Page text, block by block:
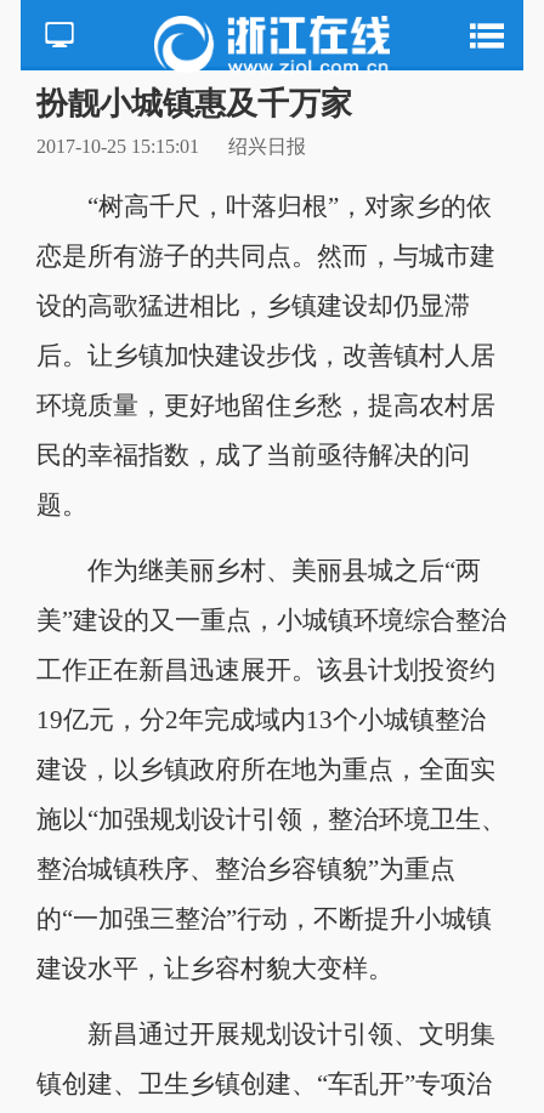
扮靓小城镇惠及千万家
2017-10-25 15:15:01 绍兴日报
“树高千尺，叶落归根”，对家乡的依
恋是所有游子的共同点。然而，与城市建
设的高歌猛进相比，乡镇建设却仍显滞
后。让乡镇加快建设步伐，改善镇村人居
环境质量，更好地留住乡愁，提高农村居
民的幸福指数，成了当前亟待解决的问
题。
作为继美丽乡村、美丽县城之后“两
美”建设的又一重点，小城镇环境综合整治
工作正在新昌迅速展开。该县计划投资约
19亿元，分2年完成域内13个小城镇整治
建设，以乡镇政府所在地为重点，全面实
施以“加强规划设计引领，整治环境卫生、
整治城镇秩序、整治乡容镇貌”为重点
的“一加强三整治”行动，不断提升小城镇
建设水平，让乡容村貌大变样。
新昌通过开展规划设计引领、文明集
镇创建、卫生乡镇创建、“车乱开”专项治